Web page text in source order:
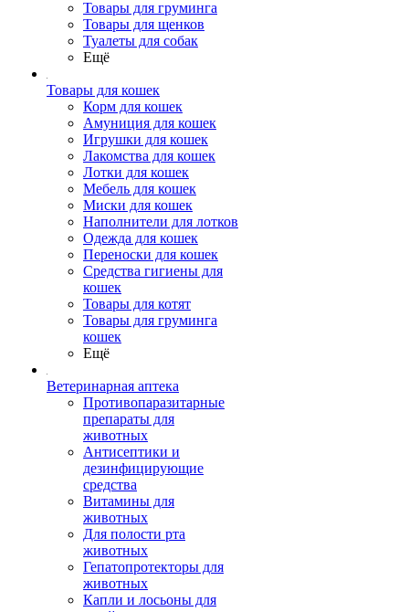
Товары для груминга
Товары для щенков
Туалеты для собак
Ещё
Товары для кошек
Корм для кошек
Амуниция для кошек
Игрушки для кошек
Лакомства для кошек
Лотки для кошек
Мебель для кошек
Миски для кошек
Наполнители для лотков
Одежда для кошек
Переноски для кошек
Средства гигиены для
кошек
Товары для котят
Товары для груминга
кошек
Ещё
Ветеринарная аптека
Противопаразитарные
препараты для
животных
Антисептики и
дезинфицирующие
средства
Витамины для
животных
Для полости рта
животных
Гепатопротекторы для
животных
Капли и лосьоны для